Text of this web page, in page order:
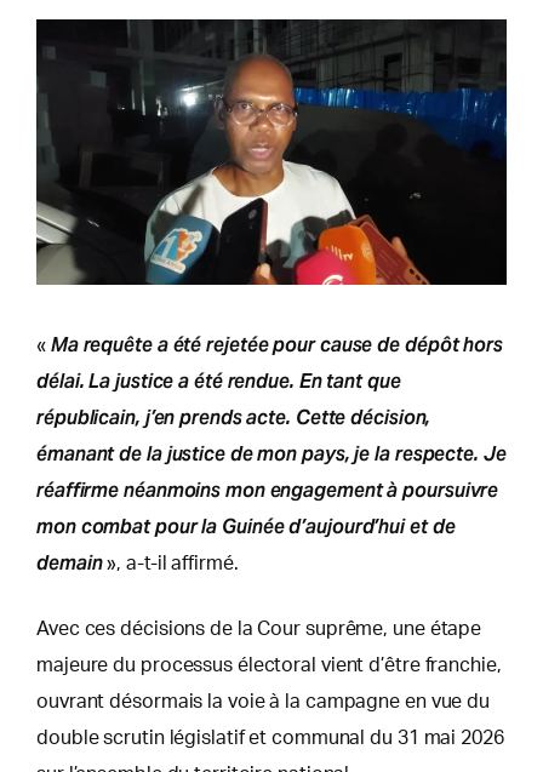
« Ma requête a été rejetée pour cause de dépôt hors
délai. La justice a été rendue. En tant que
républicain, j’en prends acte. Cette décision,
émanant de la justice de mon pays, je la respecte. Je
réaffirme néanmoins mon engagement à poursuivre
mon combat pour la Guinée d’aujourd’hui et de
demain», a-t-il affirmé.
Avec ces décisions de la Cour suprême, une étape
majeure du processus électoral vient d’être franchie,
ouvrant désormais la voie à la campagne en vue du
double scrutin législatif et communal du 31 mai 2026